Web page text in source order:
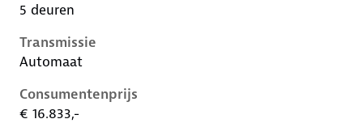
5 deuren
Transmissie
Automaat
Consumentenprijs
€ 16.833,-